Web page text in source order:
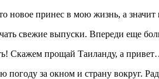
новое принес в мою жизнь, а значит
свежие выпуски. Впереди еще
Скажем прощай Таиланду, а
за окном и страну вокруг.